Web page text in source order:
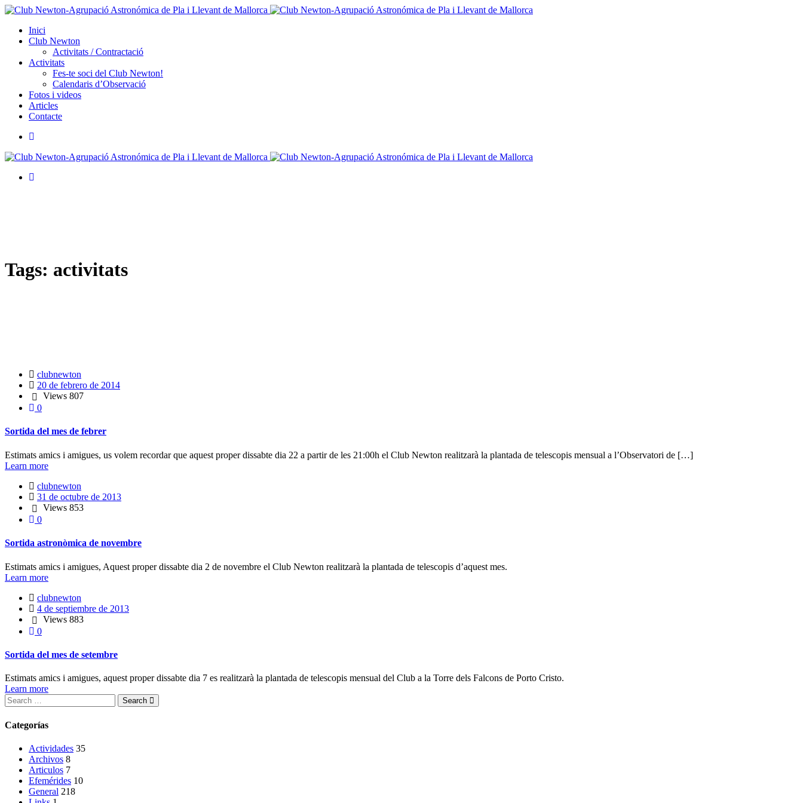
Inici
Club Newton
Activitats / Contractació
Activitats
Fes-te soci del Club Newton!
Calendaris d’Observació
Fotos i videos
Articles
Contacte
Tags: activitats
clubnewton
20 de febrero de 2014
Views 807
0
Sortida del mes de febrer
Estimats amics i amigues, us volem recordar que aquest proper dissabte dia 22 a partir de les 21:00h el Club Newton realitzarà la plantada de telescopis mensual a l’Observatori de […]
Learn more
clubnewton
31 de octubre de 2013
Views 853
0
Sortida astronòmica de novembre
Estimats amics i amigues, Aquest proper dissabte dia 2 de novembre el Club Newton realitzarà la plantada de telescopis d’aquest mes.
Learn more
clubnewton
4 de septiembre de 2013
Views 883
0
Sortida del mes de setembre
Estimats amics i amigues, aquest proper dissabte dia 7 es realitzarà la plantada de telescopis mensual del Club a la Torre dels Falcons de Porto Cristo.
Learn more
Search
Categorías
Actividades 35
Archivos 8
Articulos 7
Efemérides 10
General 218